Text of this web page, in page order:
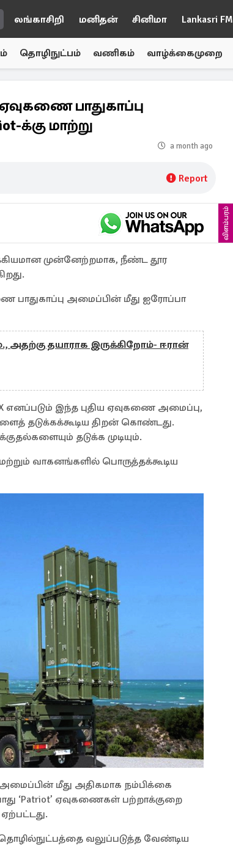
லங்காசிறி மனிதன் சினிமா Lankasri FM
தொழிநுட்பம் வணிகம் வாழ்க்கைமுறை
பாதுகாப்பு
க்கு மாற்று
a month ago
Report
விளம்பரம்
முன்னேற்றமாக, நீண்ட தூர
பாதுகாப்பு அமைப்பின் மீது ஐரோப்பா
அதற்கு தயாராக இருக்கிறோம்- ஈரான்
SLX எனப்படும் இந்த புதிய ஏவுகணை அமைப்பு,
தடுக்கக்கூடிய திறன் கொண்டது.
தடுக்க முடியும்.
வாகனங்களில் பொருத்தக்கூடிய
மீது அதிகமாக நம்பிக்கை
‘Patriot’ ஏவுகணைகள் பற்றாக்குறை
வலுப்படுத்த வேண்டிய